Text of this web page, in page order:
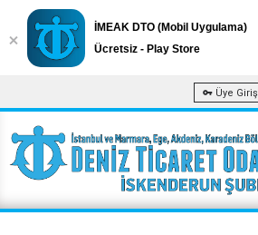
Üye Giriş
İMEAK DTO (Mobil Uygulama)
Ücretsiz - Play Store